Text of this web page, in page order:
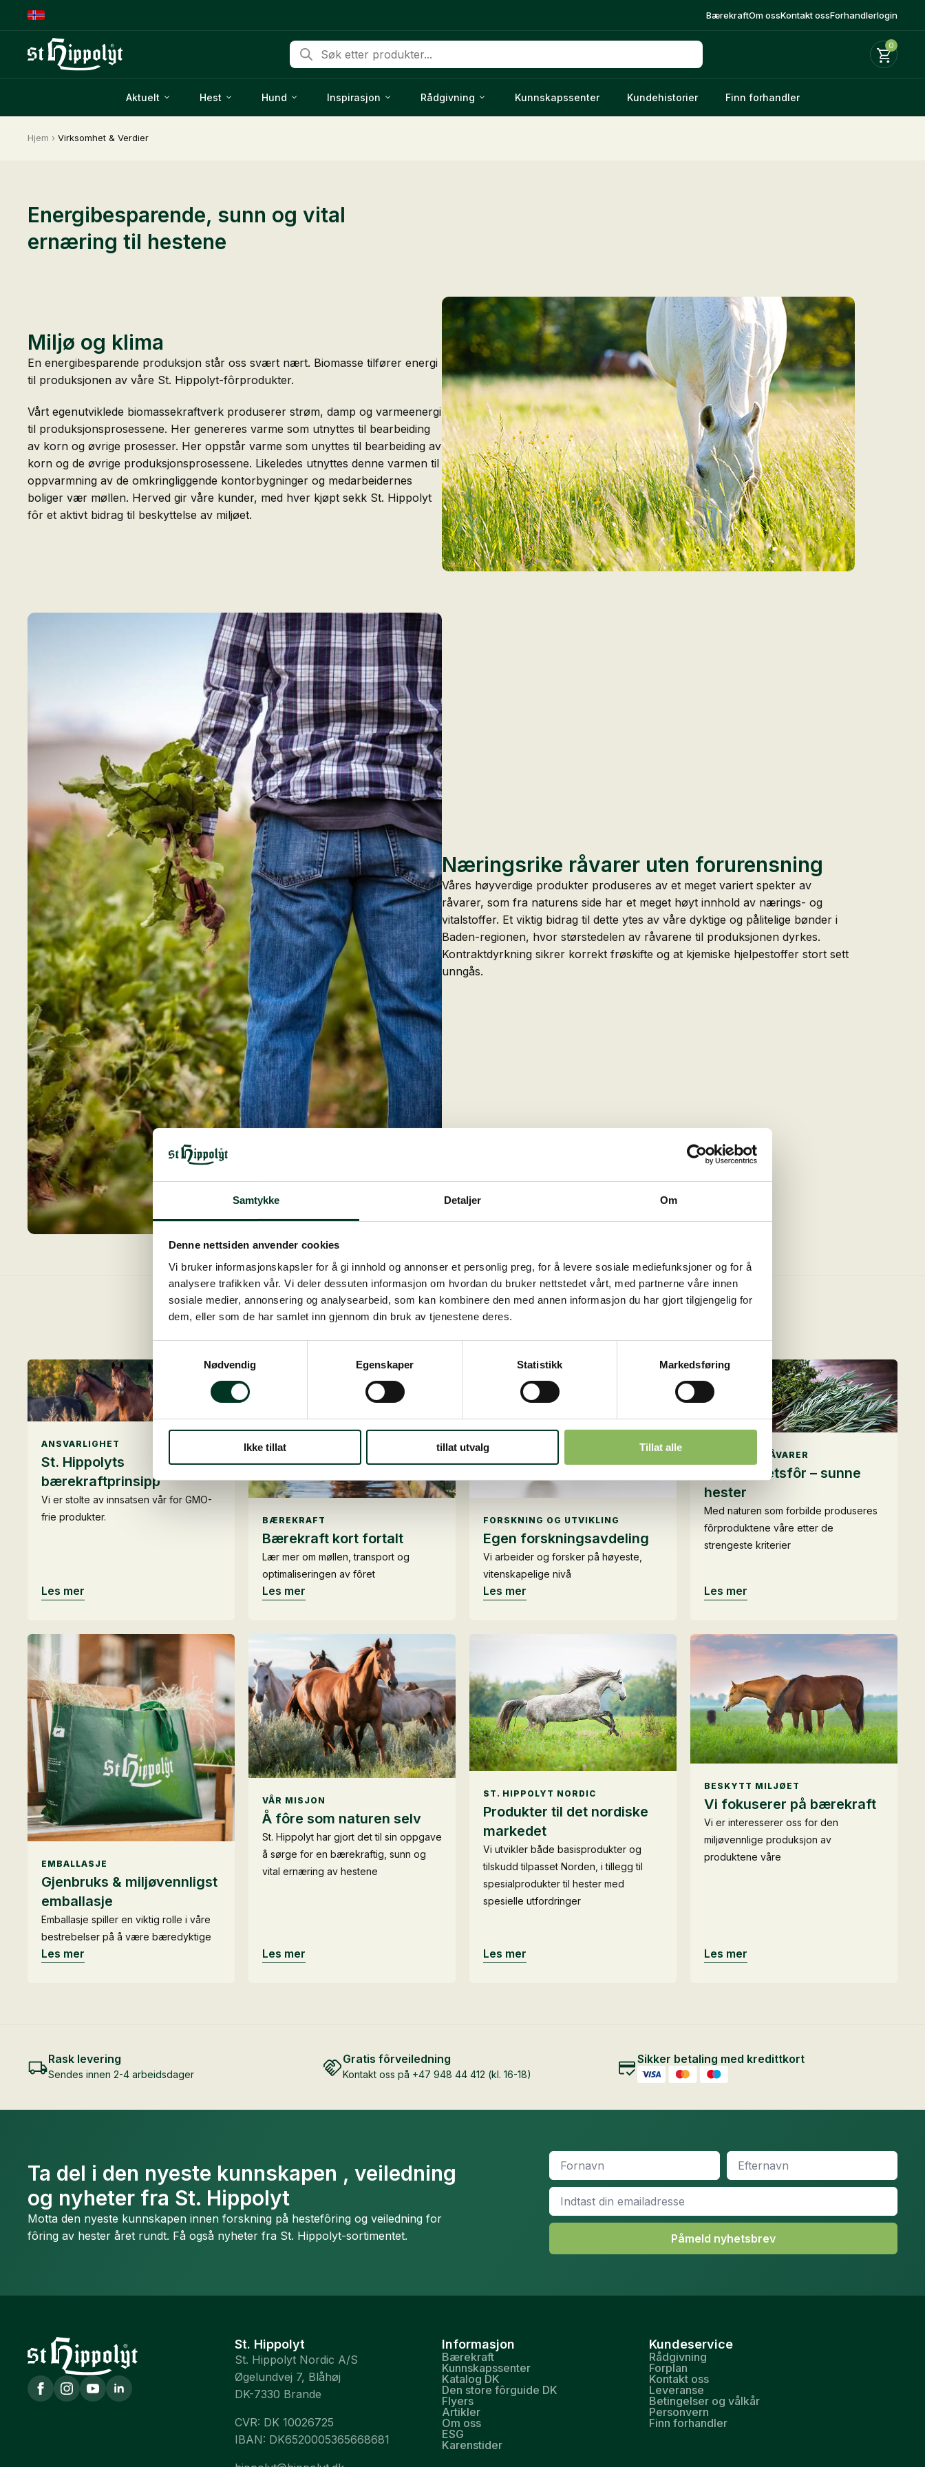
Samtykke Detaljer Om
Denne nettsiden anvender cookies
Vi bruker informasjonskapsler for å gi innhold og annonser et personlig preg, for å levere sosiale mediefunksjoner og for å
analysere trafikken vår. Vi deler dessuten informasjon om hvordan du bruker nettstedet vårt, med partnerne våre innen
sosiale medier, annonsering og analysearbeid, som kan kombinere den med annen informasjon du har gjort tilgjengelig for
dem, eller som de har samlet inn gjennom din bruk av tjenestene deres.
Nødvendig
Egenskaper Statistikk Markedsføring
Ikke tillat tillat utvalg Tillat alle
BærekraftOm ossKontakt ossForhandlerlogin
Products
search
0
Aktuelt Hest Hund Inspirasjon Rådgivning Kunnskapssenter Kundehistorier Finn forhandler
Hjem › Virksomhet & Verdier
Energibesparende, sunn og vital
ernæring til hestene
Miljø og klima
En energibesparende produksjon står oss svært nært. Biomasse tilfører energi
til produksjonen av våre St. Hippolyt-fôrprodukter.
Vårt egenutviklede biomassekraftverk produserer strøm, damp og varmeenergi
til produksjonsprosessene. Her genereres varme som utnyttes til bearbeiding
av korn og øvrige prosesser. Her oppstår varme som unyttes til bearbeiding av
korn og de øvrige produksjonsprosessene. Likeledes utnyttes denne varmen til
oppvarmning av de omkringliggende kontorbygninger og medarbeidernes
boliger vær møllen. Herved gir våre kunder, med hver kjøpt sekk St. Hippolyt
fôr et aktivt bidrag til beskyttelse av miljøet.
Næringsrike råvarer uten forurensning
Våres høyverdige produkter produseres av et meget variert spekter av
råvarer, som fra naturens side har et meget høyt innhold av nærings- og
vitalstoffer. Et viktig bidrag til dette ytes av våre dyktige og pålitelige bønder i
Baden-regionen, hvor størstedelen av råvarene til produksjonen dyrkes.
Kontraktdyrkning sikrer korrekt frøskifte og at kjemiske hjelpestoffer stort sett
unngås.
Mer om våre bærekraftprinsipper
ANSVARLIGHET
St. Hippolyts
bærekraftprinsipp
Vi er stolte av innsatsen vår for GMO-
frie produkter.
Les mer
BÆREKRAFT
Bærekraft kort fortalt
Lær mer om møllen, transport og
optimaliseringen av fôret
Les mer
FORSKNING OG UTVIKLING
Egen forskningsavdeling
Vi arbeider og forsker på høyeste,
vitenskapelige nivå
Les mer
KVALITETS RÅVARER
Høykvalitetsfôr – sunne
hester
Med naturen som forbilde produseres
fôrproduktene våre etter de
strengeste kriterier
Les mer
EMBALLASJE
Gjenbruks & miljøvennligst
emballasje
Emballasje spiller en viktig rolle i våre
bestrebelser på å være bæredyktige
Les mer
VÅR MISJON
Å fôre som naturen selv
St. Hippolyt har gjort det til sin oppgave
å sørge for en bærekraftig, sunn og
vital ernæring av hestene
Les mer
ST. HIPPOLYT NORDIC
Produkter til det nordiske
markedet
Vi utvikler både basisprodukter og
tilskudd tilpasset Norden, i tillegg til
spesialprodukter til hester med
spesielle utfordringer
Les mer
BESKYTT MILJØET
Vi fokuserer på bærekraft
Vi er interesserer oss for den
miljøvennlige produksjon av
produktene våre
Les mer
Rask levering
Sendes innen 2-4 arbeidsdager
Gratis fôrveiledning
Kontakt oss på +47 948 44 412 (kl. 16-18)
Sikker betaling med kredittkort
Ta del i den nyeste kunnskapen , veiledning
og nyheter fra St. Hippolyt
Motta den nyeste kunnskapen innen forskning på hestefôring og veiledning for
fôring av hester året rundt. Få også nyheter fra St. Hippolyt-sortimentet.
Fornavn
Efternavn
Email
Påmeld nyhetsbrev
St. Hippolyt
St. Hippolyt Nordic A/S
Øgelundvej 7, Blåhøj
DK-7330 Brande
CVR: DK 10026725
IBAN: DK6520005365668681
Informasjon
Bærekraft
Kunnskapssenter
Katalog DK
Den store fôrguide DK
Flyers
Artikler
Om oss
ESG
Karenstider
Kundeservice
Rådgivning
Forplan
Kontakt oss
Leveranse
Betingelser og vålkår
Personvern
Finn forhandler